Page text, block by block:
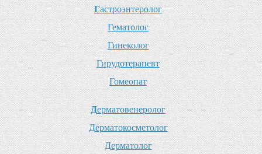
Гастроэнтеролог
Гематолог
Гинеколог
Гирудотерапевт
Гомеопат
Дерматовенеролог
Дерматокосметолог
Дерматолог